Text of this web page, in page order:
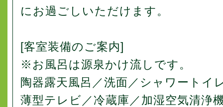
にお過ごしいただけます。
[客室装備のご案内]
※お風呂は源泉かけ流しです。
陶器露天風呂／洗面／シャワートイ
薄型テレビ／冷蔵庫／加湿空気清浄